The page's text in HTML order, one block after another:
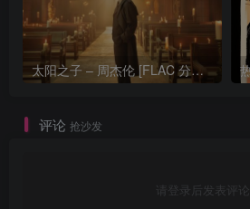
太阳之子 – 周杰伦 [FLAC 分轨 192Khz 24bit]
评论 抢沙发
请登录后发表评论